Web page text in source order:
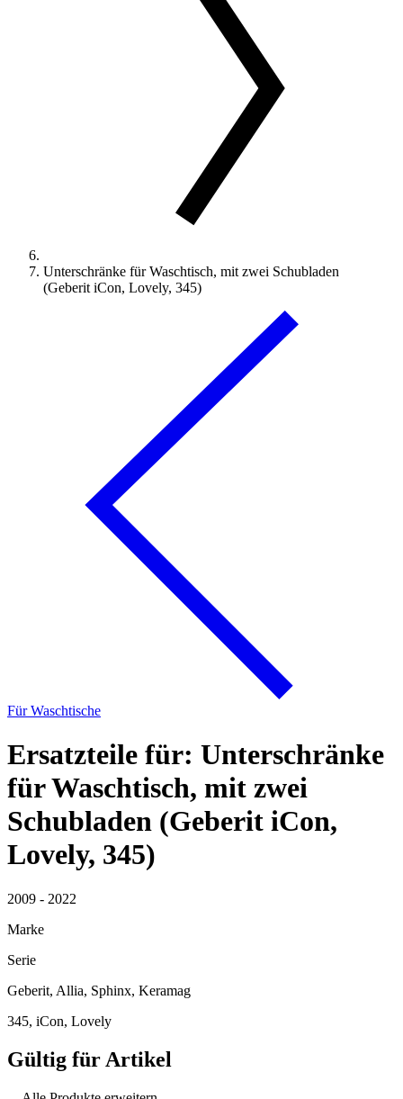
Unterschränke für Waschtisch, mit zwei Schubladen
(Geberit iCon, Lovely, 345)
Für Waschtische
Ersatzteile für: Unterschränke
für Waschtisch, mit zwei
Schubladen (Geberit iCon,
Lovely, 345)
2009 - 2022
Marke
Serie
Geberit, Allia, Sphinx, Keramag
345, iCon, Lovely
Gültig für Artikel